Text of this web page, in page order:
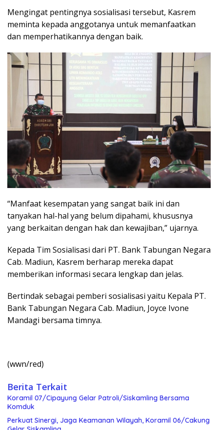
Mengingat pentingnya sosialisasi tersebut, Kasrem
meminta kepada anggotanya untuk memanfaatkan
dan memperhatikannya dengan baik.
“Manfaat kesempatan yang sangat baik ini dan
tanyakan hal-hal yang belum dipahami, khususnya
yang berkaitan dengan hak dan kewajiban,” ujarnya.
Kepada Tim Sosialisasi dari PT. Bank Tabungan Negara
Cab. Madiun, Kasrem berharap mereka dapat
memberikan informasi secara lengkap dan jelas.
Bertindak sebagai pemberi sosialisasi yaitu Kepala PT.
Bank Tabungan Negara Cab. Madiun, Joyce Ivone
Mandagi bersama timnya.
(wwn/red)
Berita Terkait
Koramil 07/Cipayung Gelar Patroli/Siskamling Bersama
Komduk
Perkuat Sinergi, Jaga Keamanan Wilayah, Koramil 06/Cakung